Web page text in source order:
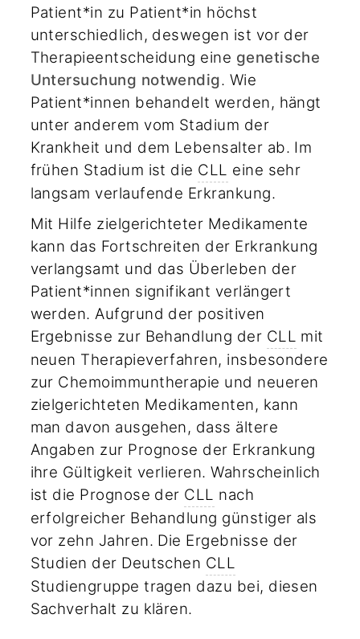
Patient*in zu Patient*in höchst
unterschiedlich, deswegen ist vor der
Therapieentscheidung eine genetische
Untersuchung notwendig. Wie
Patient*innen behandelt werden, hängt
unter anderem vom Stadium der
Krankheit und dem Lebensalter ab. Im
frühen Stadium ist die CLL eine sehr
langsam verlaufende Erkrankung.
Mit Hilfe zielgerichteter Medikamente
kann das Fortschreiten der Erkrankung
verlangsamt und das Überleben der
Patient*innen signifikant verlängert
werden. Aufgrund der positiven
Ergebnisse zur Behandlung der CLL mit
neuen Therapieverfahren, insbesondere
zur Chemoimmuntherapie und neueren
zielgerichteten Medikamenten, kann
man davon ausgehen, dass ältere
Angaben zur Prognose der Erkrankung
ihre Gültigkeit verlieren. Wahrscheinlich
ist die Prognose der CLL nach
erfolgreicher Behandlung günstiger als
vor zehn Jahren. Die Ergebnisse der
Studien der Deutschen CLL
Studiengruppe tragen dazu bei, diesen
Sachverhalt zu klären.